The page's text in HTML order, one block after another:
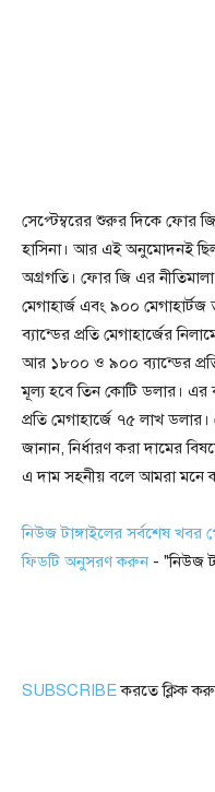
সেপ্টেম্বরের শুরুর দিকে ফোর জি
হাসিনা। আর এই অনুমোদনই
অগ্রগতি। ফোর জি এর
মেগাহার্জ এবং ৯০০
ব্যান্ডের প্রতি মেগাহার্জের
আর ১৮০০ ও ৯০০ ব্যান্ডের প্রতি
মূল্য হবে তিন কোটি ডলার। এর
প্রতি মেগাহার্জে ৭৫ লাখ ডলার।
জানান, নির্ধারণ করা দামের
এ দাম সহনীয় বলে আমরা মনে
নিউজ টাঙ্গাইলের সর্বশেষ
ফিডটি অনুসরণ করুন - "নিউজ
SUBSCRIBEকরতে ক্লিক